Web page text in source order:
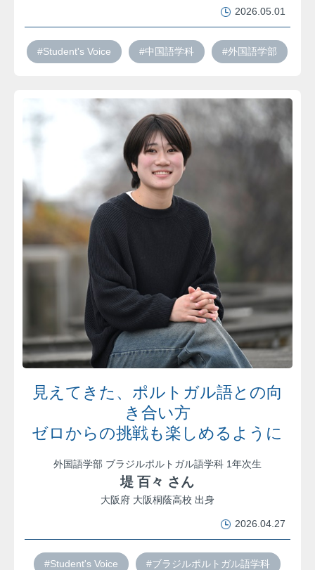
2026.05.01
#Student's Voice #中国語学科 #外国語学部
見えてきた、ポルトガル語との向
き合い方
ゼロからの挑戦も楽しめるように
外国語学部 ブラジルポルトガル語学科 1年次生
堤 百々 さん
大阪府 大阪桐蔭高校 出身
2026.04.27
#Student's Voice #ブラジルポルトガル語学科